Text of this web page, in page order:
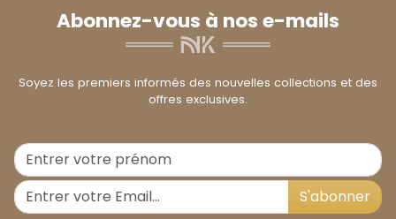
Abonnez-vous à nos e-mails
Soyez les premiers informés des nouvelles collections et des
offres exclusives.
S'abonner